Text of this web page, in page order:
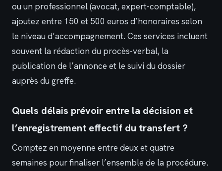
ou un professionnel (avocat, expert-comptable),
ajoutez entre 150 et 500 euros d’honoraires selon
le niveau d’accompagnement. Ces services incluent
souvent la rédaction du procès-verbal, la
publication de l’annonce et le suivi du dossier
auprès du greffe.
Quels délais prévoir entre la décision et
l’enregistrement effectif du transfert ?
Comptez en moyenne entre deux et quatre
semaines pour finaliser l’ensemble de la procédure.